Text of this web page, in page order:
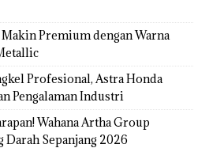
Premium dengan Warna
Profesional, Astra Honda
Pengalaman Industri
Wahana Artha Group
Sepanjang 2026